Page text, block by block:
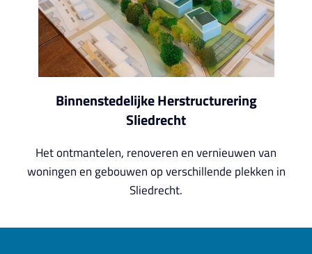
Binnenstedelijke Herstructurering
Sliedrecht
Het ontmantelen, renoveren en vernieuwen van
woningen en gebouwen op verschillende plekken in
Sliedrecht.